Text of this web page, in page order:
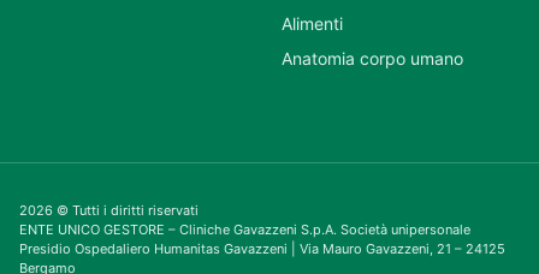
Alimenti
Anatomia corpo umano
2026 © Tutti i diritti riservati
ENTE UNICO GESTORE – Cliniche Gavazzeni S.p.A. Società unipersonale
Presidio Ospedaliero Humanitas Gavazzeni | Via Mauro Gavazzeni, 21 – 24125
Bergamo